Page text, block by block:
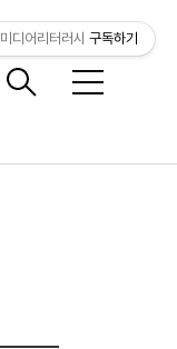
메
미디어리터러시 구독하기